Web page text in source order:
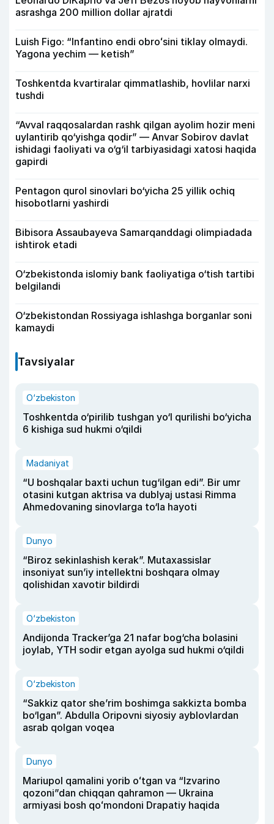
asrashga 200 million dollar ajratdi
Luish Figo: “Infantino endi obroʻsini tiklay olmaydi.
Yagona yechim — ketish”
Toshkentda kvartiralar qimmatlashib, hovlilar narxi
tushdi
“Avval raqqosalardan rashk qilgan ayolim hozir meni
uylantirib qo‘yishga qodir” — Anvar Sobirov davlat
ishidagi faoliyati va o‘g‘il tarbiyasidagi xatosi haqida
gapirdi
Pentagon qurol sinovlari bo‘yicha 25 yillik ochiq
hisobotlarni yashirdi
Bibisora Assaubayeva Samarqanddagi olimpiadada
ishtirok etadi
O‘zbekistonda islomiy bank faoliyatiga o‘tish tartibi
belgilandi
O‘zbekistondan Rossiyaga ishlashga borganlar soni
kamaydi
Tavsiyalar
O‘zbekiston
Toshkentda o‘pirilib tushgan yo‘l qurilishi bo‘yicha
6 kishiga sud hukmi o‘qildi
Madaniyat
“U boshqalar baxti uchun tug‘ilgan edi”. Bir umr
otasini kutgan aktrisa va dublyaj ustasi Rimma
Ahmedovaning sinovlarga to‘la hayoti
Dunyo
“Biroz sekinlashish kerak”. Mutaxassislar
insoniyat sun’iy intellektni boshqara olmay
qolishidan xavotir bildirdi
O‘zbekiston
Andijonda Tracker’ga 21 nafar bog‘cha bolasini
joylab, YTH sodir etgan ayolga sud hukmi o‘qildi
O‘zbekiston
“Sakkiz qator she’rim boshimga sakkizta bomba
bo‘lgan”. Abdulla Oripovni siyosiy ayblovlardan
asrab qolgan voqea
Dunyo
Mariupol qamalini yorib oʻtgan va “Izvarino
qozoni”dan chiqqan qahramon — Ukraina
armiyasi bosh qoʻmondoni Drapatiy haqida